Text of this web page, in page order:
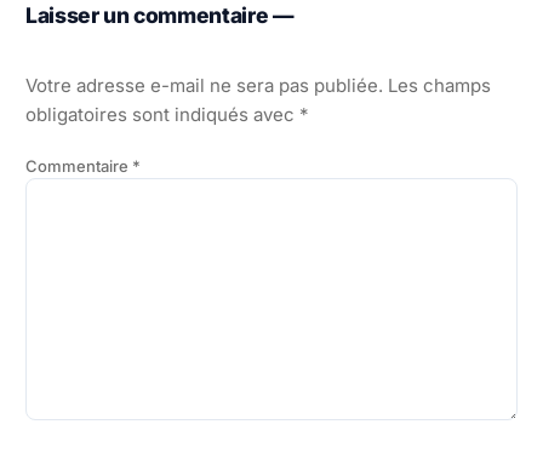
Laisser un commentaire —
Votre adresse e-mail ne sera pas publiée. Les champs
obligatoires sont indiqués avec *
Commentaire *